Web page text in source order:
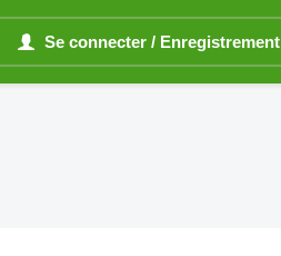
Se connecter / Enregistrement